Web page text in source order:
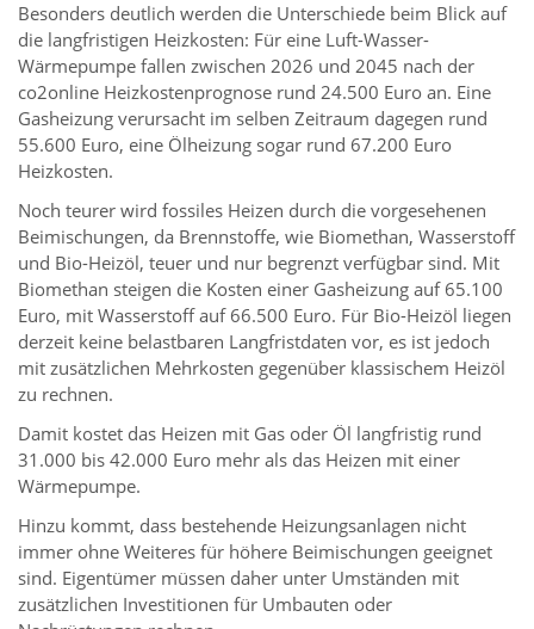
Besonders deutlich werden die Unterschiede beim Blick auf
die langfristigen Heizkosten: Für eine Luft-Wasser-
Wärmepumpe fallen zwischen 2026 und 2045 nach der
co2online Heizkostenprognose rund 24.500 Euro an. Eine
Gasheizung verursacht im selben Zeitraum dagegen rund
55.600 Euro, eine Ölheizung sogar rund 67.200 Euro
Heizkosten.
Noch teurer wird fossiles Heizen durch die vorgesehenen
Beimischungen, da Brennstoffe, wie Biomethan, Wasserstoff
und Bio-Heizöl, teuer und nur begrenzt verfügbar sind. Mit
Biomethan steigen die Kosten einer Gasheizung auf 65.100
Euro, mit Wasserstoff auf 66.500 Euro. Für Bio-Heizöl liegen
derzeit keine belastbaren Langfristdaten vor, es ist jedoch
mit zusätzlichen Mehrkosten gegenüber klassischem Heizöl
zu rechnen.
Damit kostet das Heizen mit Gas oder Öl langfristig rund
31.000 bis 42.000 Euro mehr als das Heizen mit einer
Wärmepumpe.
Hinzu kommt, dass bestehende Heizungsanlagen nicht
immer ohne Weiteres für höhere Beimischungen geeignet
sind. Eigentümer müssen daher unter Umständen mit
zusätzlichen Investitionen für Umbauten oder